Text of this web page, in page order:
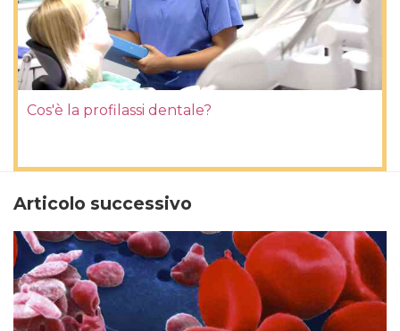
Cos'è la profilassi dentale?
Articolo successivo